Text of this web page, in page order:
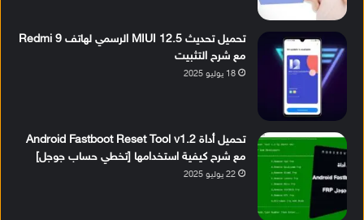
تحميل تحديث MIUI 12.5 الرسمي لهاتف Redmi 9
مع شرح التثبيت
18 يوليو 2025
تحميل أداة Android Fastboot Reset Tool v1.2
مع شرح كيفية استخدامها [تخطي حساب جوجل]
22 يوليو 2025